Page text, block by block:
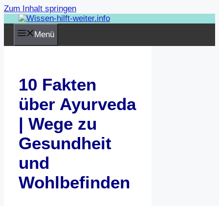
Zum Inhalt springen
Menü
10 Fakten
über Ayurveda
| Wege zu
Gesundheit
und
Wohlbefinden